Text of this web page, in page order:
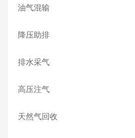
油气混输
降压助排
排水采气
高压注气
天然气回收